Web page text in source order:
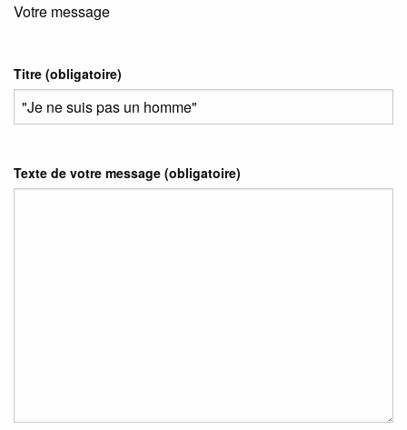
Votre message
Titre (obligatoire)
Texte de votre message (obligatoire)